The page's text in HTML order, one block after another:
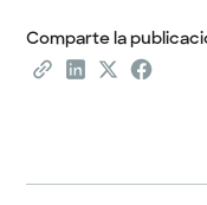
Comparte la